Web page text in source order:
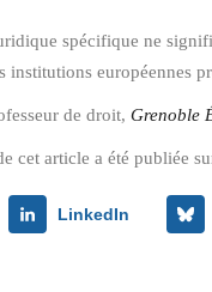
spécifique ne
institutions européennes
de droit, Grenoble
cet article a été publiée
LinkedIn